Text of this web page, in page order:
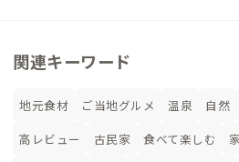
関連キーワード
地元食材 ご当地グルメ 温泉 自然
高レビュー
古民家 食べて楽しむ